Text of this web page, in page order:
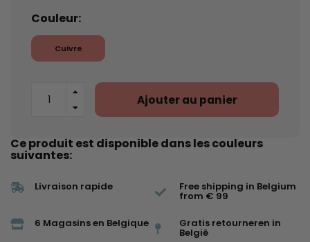
Couleur:
Cuivre
Ajouter au panier
Ce produit est disponible dans les couleurs
suivantes:
Livraison rapide Free shipping in Belgium
from € 99
6 Magasins en Belgique Gratis retourneren in
België